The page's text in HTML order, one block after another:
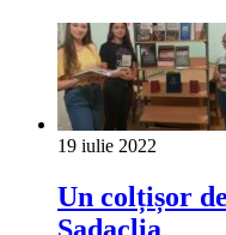
19 iulie 2022
Un colțișor